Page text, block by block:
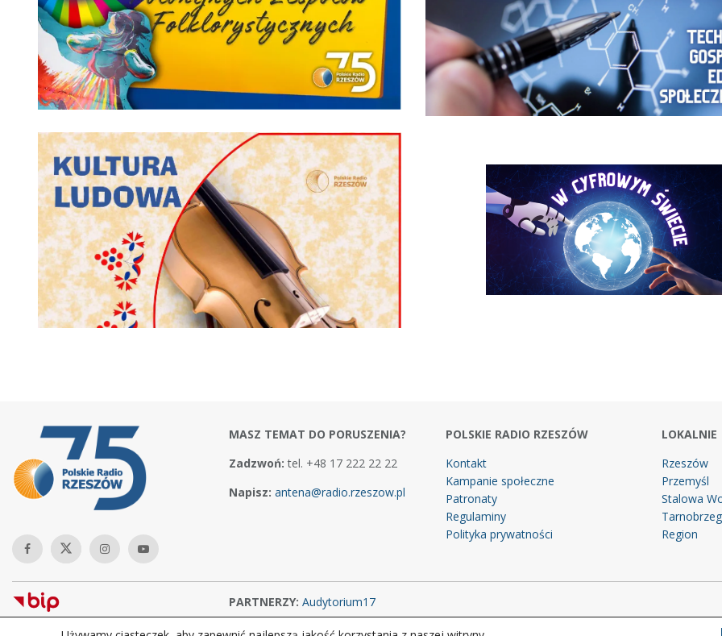
MASZ TEMAT DO PORUSZENIA?
Zadzwoń: tel. +48 17 222 22 22
Napisz: antena@radio.rzeszow.pl
POLSKIE RADIO RZESZÓW
Kontakt
Kampanie społeczne
Patronaty
Regulaminy
Polityka prywatności
LOKALNIE
Rzeszów
Przemyśl
Stalowa
Tarnobrzeg
Region
PARTNERZY: Audytorium17